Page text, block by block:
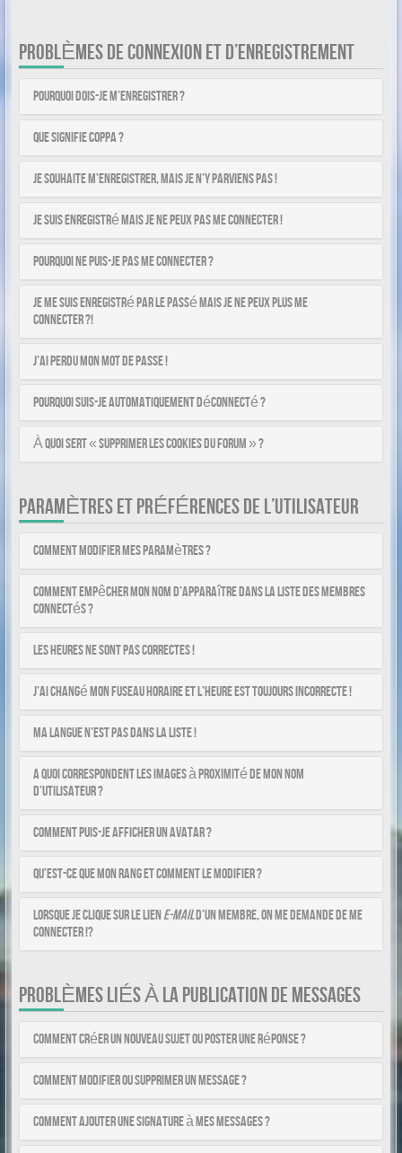
PROBLÈMES DE CONNEXION ET D’ENREGISTREMENT
Pourquoi dois-je m’enregistrer ?
Que signifie COPPA ?
Je souhaite m’enregistrer, mais je n’y parviens pas !
Je suis enregistré mais je ne peux pas me connecter !
Pourquoi ne puis-je pas me connecter ?
Je me suis enregistré par le passé mais je ne peux plus me
connecter ?!
J’ai perdu mon mot de passe !
Pourquoi suis-je automatiquement déconnecté ?
À quoi sert « Supprimer les cookies du forum » ?
PARAMÈTRES ET PRÉFÉRENCES DE L’UTILISATEUR
Comment modifier mes paramètres ?
Comment empêcher mon nom d’apparaître dans la liste des membres
connectés ?
Les heures ne sont pas correctes !
J’ai changé mon fuseau horaire et l’heure est toujours incorrecte !
Ma langue n’est pas dans la liste !
A quoi correspondent les images à proximité de mon nom
d’utilisateur ?
Comment puis-je afficher un avatar ?
Qu’est-ce que mon rang et comment le modifier ?
Lorsque je clique sur le liene-maild’un membre, on me demande de me
connecter !?
PROBLÈMES LIÉS À LA PUBLICATION DE MESSAGES
Comment créer un nouveau sujet ou poster une réponse ?
Comment modifier ou supprimer un message ?
Comment ajouter une signature à mes messages ?